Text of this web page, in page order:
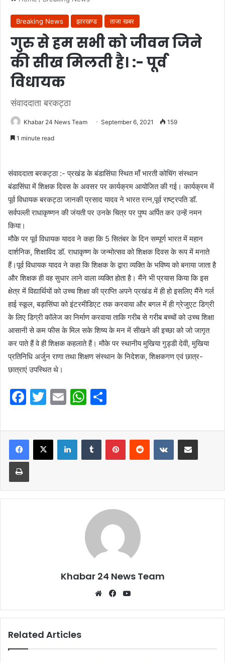
Breaking News झारखण्ड ताजा खबर
गुरु से हम सभी को जीवन जिने
की सीख मिलती है। :- पूर्व
विधायक
संवाददाता बरकट्ठा
Khabar 24 News Team September 6, 2021 159
1 minute read
संवाददाता बरकट्ठा :- प्रखंड के बंडासिंघा स्थित माँ भारती कोचिंग संस्थान
बंडासिंघा में शिक्षक दिवस के अवसर पर कार्यक्रम आयोजित की गई। कार्यक्रम में
पूर्व विधायक बरकट्ठा जानकी प्रसाद यादव ने भारत रत्न,पूर्व राष्ट्रपति डॉ.
सर्वपल्ली राधाकृष्णन की जंयती पर उनके चित्र पर पुष्प अर्पित कर उन्हें नमन
किया।
मौके पर पूर्व विधायक यादव ने कहा कि 5 सितंबर के दिन सम्पूर्ण भारत में महान
दार्शनिक, शिक्षाविद डॉ. राधाकृष्ण के जन्मोत्सव को शिक्षक दिवस के रूप में मनाते
हैं।पूर्व विधायक यादव ने कहा कि शिक्षक के द्वारा व्यक्ति के भविष्य को बनाया जाता है
और शिक्षक ही वह सुधार लाने वाला व्यक्ति होता है। मैंने भी प्रयास किया कि इस
क्षेत्र में विद्यार्थियों को उच्च शिक्षा की प्राप्ति अपने प्रखंड में ही हो इसलिए मैंने गर्ल
हाई स्कूल, बड़ासिंघा को इंटरमीडिएट तक करवाया और बगल में ही ग्रेजुएट डिग्री
के लिए डिग्री कॉलेज का निर्माण करवाया ताकि गरीब से गरीब बच्चों को उच्च शिक्षा
आसानी से कम फीस के मिल सके शिष्य के मन में सीखने की इच्छा को जो जागृत
कर पाते हैं वे ही शिक्षक कहलाते हैं। मौके पर स्थानीय मुखिया गुड्डी देवी, मुखिया
प्रतिनिधि अर्जुन राणा तथा शिक्षण संस्थान के निदेशक, शिक्षकगण एवं छात्र-
छात्राएं उपस्थित थे।
F
c
e
b
o
o
T
itt
er
E
ai
l
W
at
s
A
p
ar
e
LinkedInTumblr PinterestReddit VKontakteShare via Email
Print
Khabar 24 News Team
WebsiteFacebook
Related Articles